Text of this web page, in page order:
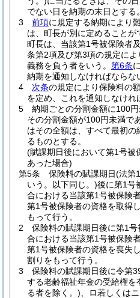
でない日を納期の末日とする。
3
前項に規定する納期により
は、町長が別に定めることが
町長は、当該第1号被保険者
条第2項及び第3項の規定に
義務を負う者をいう。 第6条
納期を通知しなければならな
4
次条の規定により保険料の
を定め、これを通知しなけれ
5
納期ごとの分割金額に100
その分割金額が100円未満で
はその全額は、すべて最初
るものとする。
(賦課期日後において第1号被
あった場合)
第5条
保険料の賦課期日(法第
いう。以下同じ。)後に第1号
合における当該第1号被保険
第1号被保険者の資格を取得
もって行う。
2
保険料の賦課期日後に第1
合における当該第1号被保険
第1号被保険者の資格を喪失
割りをもって行う。
3
保険料の賦課期日後に令第
する老齢福祉年金の受給権を
る者を除く。) 、ロ若しくは